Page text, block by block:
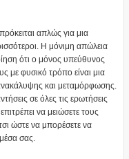
απλώς για μια
Η μόνιμη απώλεια
ότι ο μόνος υπεύθυνος
με φυσικό τρόπο είναι μια
και μεταμόρφωσης.
σε όλες τις ερωτήσεις
να μειώσετε τους
ώστε να μπορέσετε να
μέσα σας.